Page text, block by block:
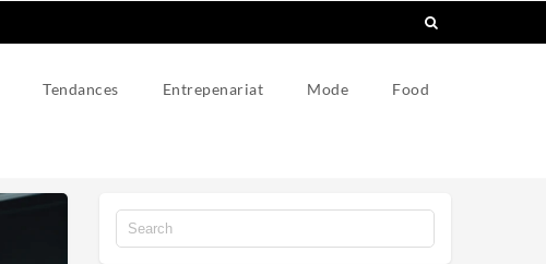
Tendances Entrepenariat Mode Food